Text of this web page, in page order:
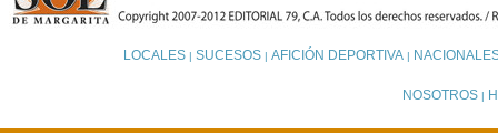
LOCALES| SUCESOS| AFICIÓN DEPORTIVA|
NOSOTROS |